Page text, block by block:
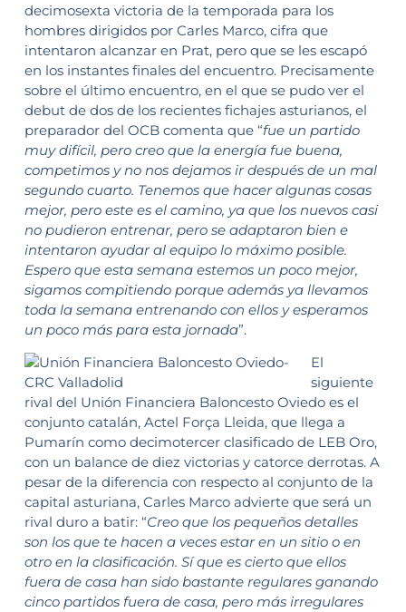
decimosexta victoria de la temporada para los
hombres dirigidos por Carles Marco, cifra que
intentaron alcanzar en Prat, pero que se les escapó
en los instantes finales del encuentro. Precisamente
sobre el último encuentro, en el que se pudo ver el
debut de dos de los recientes fichajes asturianos, el
preparador del OCB comenta que “fue un partido
muy difícil, pero creo que la energía fue buena,
competimos y no nos dejamos ir después de un mal
segundo cuarto. Tenemos que hacer algunas cosas
mejor, pero este es el camino, ya que los nuevos casi
no pudieron entrenar, pero se adaptaron bien e
intentaron ayudar al equipo lo máximo posible.
Espero que esta semana estemos un poco mejor,
sigamos compitiendo porque además ya llevamos
toda la semana entrenando con ellos y esperamos
un poco más para esta jornada”.
El
siguiente
rival del Unión Financiera Baloncesto Oviedo es el
conjunto catalán, Actel Força Lleida, que llega a
Pumarín como decimotercer clasificado de LEB Oro,
con un balance de diez victorias y catorce derrotas. A
pesar de la diferencia con respecto al conjunto de la
capital asturiana, Carles Marco advierte que será un
rival duro a batir: “Creo que los pequeños detalles
son los que te hacen a veces estar en un sitio o en
otro en la clasificación. Sí que es cierto que ellos
fuera de casa han sido bastante regulares ganando
cinco partidos fuera de casa, pero más irregulares